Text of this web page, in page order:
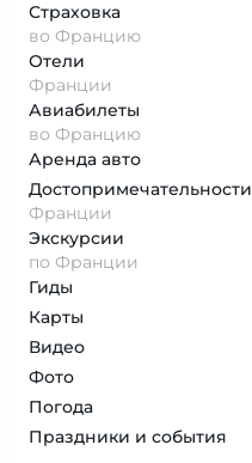
Страховка
во Францию
Отели
Франции
Авиабилеты
во Францию
Аренда авто
Достопримеча­тельности
Франции
Экскурсии
по Франции
Гиды
Карты
Видео
Фото
Погода
Праздники и события